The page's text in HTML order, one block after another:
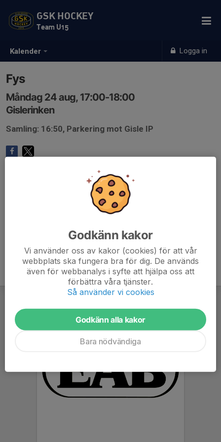
Kalender Logga in
GSK HOCKEY
Team U15
Fys
Måndag 24 aug, 17:00-18:00
Gislerinken
Samling: 16:50, Parkering mot Gisle IP
Anmälan är öppen för lagets medlemmar.
Godkänn kakor
Vi använder oss av kakor (cookies) för att vår
webbplats ska fungera bra för dig. De används
även för webbanalys i syfte att hjälpa oss att
förbättra våra tjänster.
Så använder vi cookies
Godkänn alla kakor
Bara nödvändiga